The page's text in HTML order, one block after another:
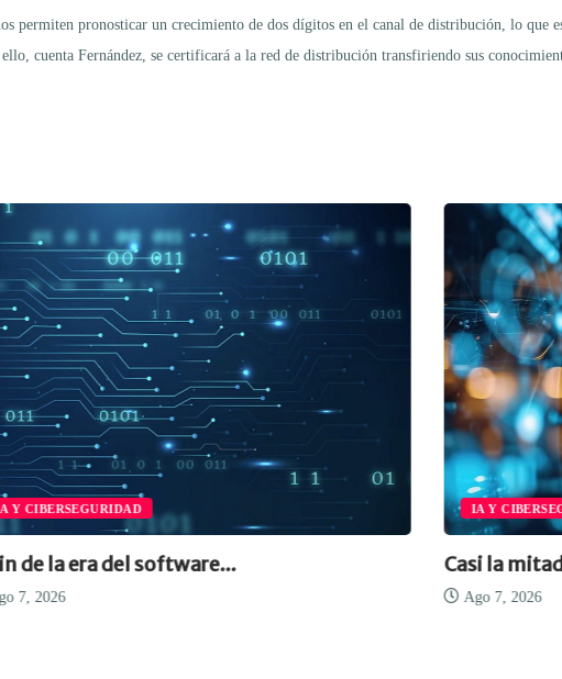
permiten pronosticar un crecimiento de dos dígitos en el canal de distribución, lo que
cuenta Fernández, se certificará a la red de distribución transfiriendo sus
Y CIBERSEGURIDAD
de la era del software...
7, 2026
IA Y
Casi la
Ago 7, 2026